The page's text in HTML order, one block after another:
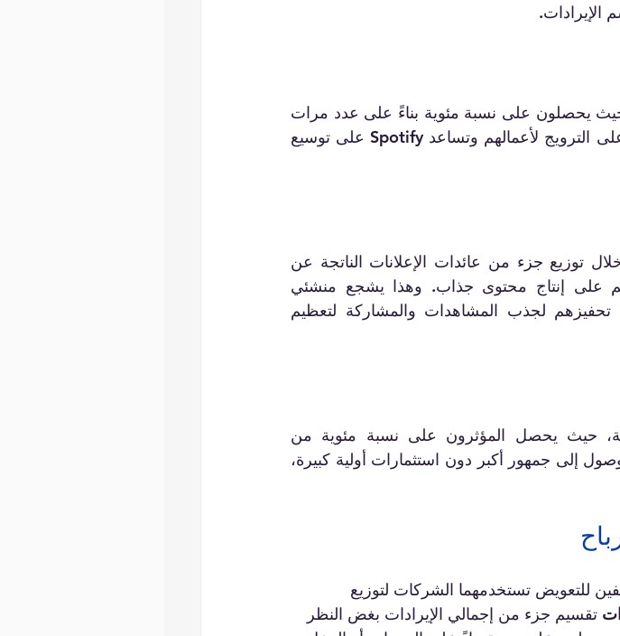
الإيرادات.
للتعويض تستخدمهما الشركات لتوزيع
تقسيم جزء من إجمالي الإيرادات بغض النظر